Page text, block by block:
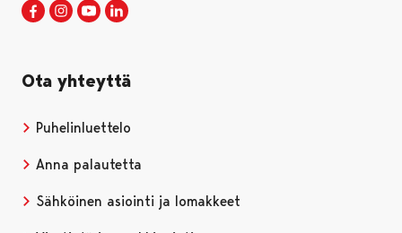
Porin kaupunki Facebookissa
Avautuu uudessa välilehdessä
Porin kaupunki Instagramissa
Avautuu uudessa välilehdessä
Porin kaupunki Youtubessa
Avautuu uudessa välilehdessä
Ota yhteyttä
Puhelinluettelo
Anna palautetta
Sähköinen asiointi ja lomakkeet